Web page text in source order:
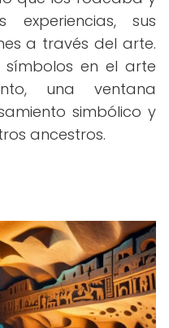
experiencias, sus
a través del arte.
símbolos en el arte
una ventana
simbólico y
ancestros.